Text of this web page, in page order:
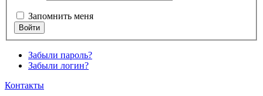
Запомнить меня
Забыли пароль?
Забыли логин?
Контакты